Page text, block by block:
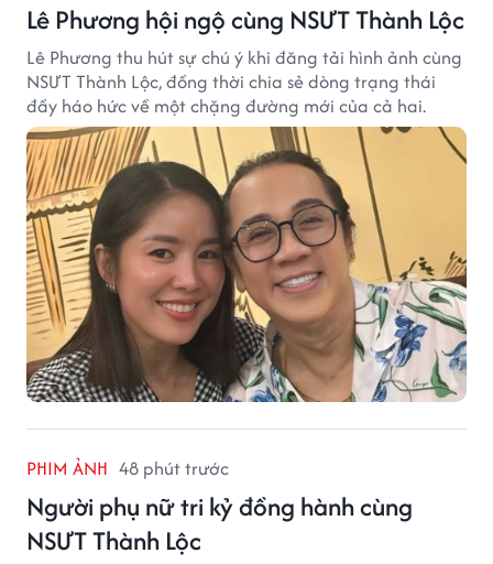
Lê Phương hội ngộ cùng NSƯT Thành Lộc
Lê Phương thu hút sự chú ý khi đăng tải hình ảnh cùng
NSƯT Thành Lộc, đồng thời chia sẻ dòng trạng thái
đầy háo hức về một chặng đường mới của cả hai.
PHIM ẢNH 48 phút trước
Người phụ nữ tri kỷ đồng hành cùng
NSƯT Thành Lộc